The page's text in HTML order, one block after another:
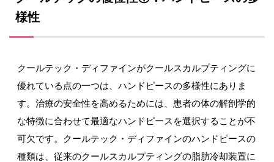
様性
クールテック・ディファインがクールスカルプティングに
優れている点の一つは、ハンドピースの多様性にありま
す。治療の安全性を高めるためには、患者の体の解剖学的
な特徴に合わせて最適なハンドピースを選択することが不
可欠です。クールテック・ディファインのハンドピースの
種類は、従来のクールスカルプティングの脂肪冷却装置に